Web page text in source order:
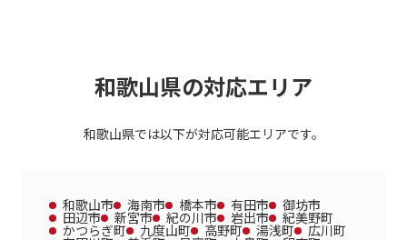
和歌山県の対応エリア
和歌山県では以下が対応可能エリアです。
和歌山市 海南市 橋本市 有田市 御坊市
田辺市 新宮市 紀の川市 岩出市 紀美野町
かつらぎ町 九度山町 高野町 湯浅町 広川町